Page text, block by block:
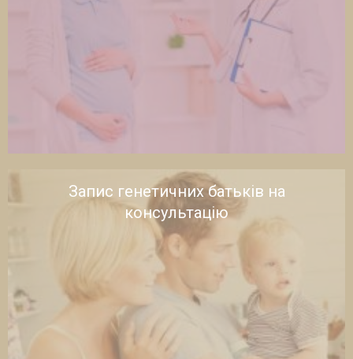
Запис генетичних батьків на
консультацію